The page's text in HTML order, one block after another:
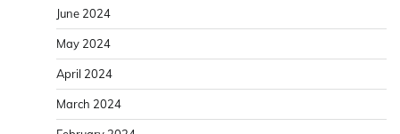
June 2024
May 2024
April 2024
March 2024